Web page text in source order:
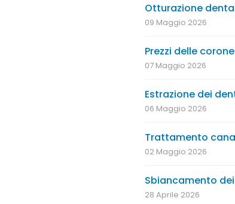
Otturazione
09 Maggio 2026
Prezzi delle
07 Maggio 2026
Estrazione dei
06 Maggio 2026
Trattamento
02 Maggio 2026
Sbiancamento
28 Aprile 2026